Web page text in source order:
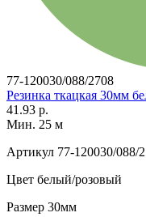
77-120030/088/2708
Резинка ткацкая 30мм
41.93 р.
Мин. 25 м
Артикул 77-120030/088/
Цвет белый/розовый
Размер 30мм